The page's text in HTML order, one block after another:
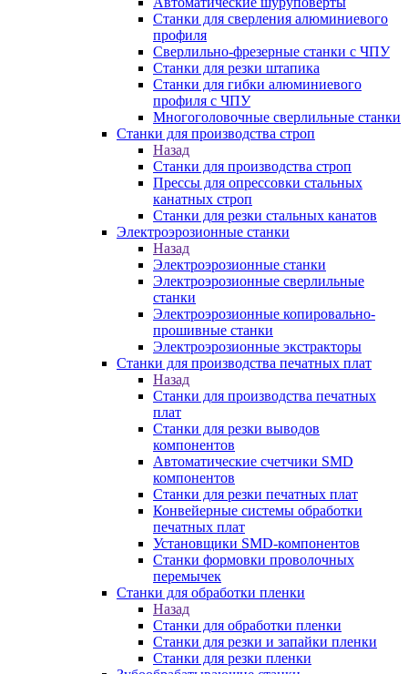
Станки для сверления алюминиевого
профиля
Сверлильно-фрезерные станки с ЧПУ
Станки для резки штапика
Станки для гибки алюминиевого
профиля с ЧПУ
Многоголовочные сверлильные станки
Станки для производства строп
Назад
Станки для производства строп
Прессы для опрессовки стальных
канатных строп
Станки для резки стальных канатов
Электроэрозионные станки
Назад
Электроэрозионные станки
Электроэрозионные сверлильные
станки
Электроэрозионные копировально-
прошивные станки
Электроэрозионные экстракторы
Станки для производства печатных плат
Назад
Станки для производства печатных
плат
Станки для резки выводов
компонентов
Автоматические счетчики SMD
компонентов
Станки для резки печатных плат
Конвейерные системы обработки
печатных плат
Установщики SMD-компонентов
Станки формовки проволочных
перемычек
Станки для обработки пленки
Назад
Станки для обработки пленки
Станки для резки и запайки пленки
Станки для резки пленки